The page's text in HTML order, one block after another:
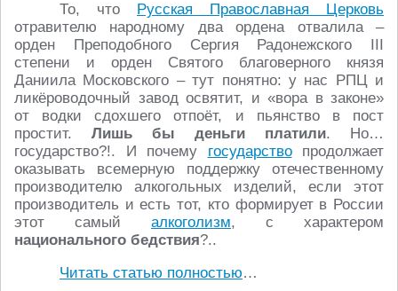
То, что
Русская Православная Церковь
отравителю народному два ордена отвалила –
орден Преподобного Сергия Радонежского III
степени и орден Святого благоверного князя
Даниила Московского – тут понятно: у нас РПЦ и
ликёроводочный завод освятит, и «вора в законе»
от водки сдохшего отпоёт, и пьянство в пост
простит. Лишь бы деньги платили. Но…
государство?!. И почему государствопродолжает
оказывать всемерную поддержку отечественному
производителю алкогольных изделий, если этот
производитель и есть тот, кто формирует в России
этот самый алкоголизм, с характером
национального бедствия?..
Читать статью полностью…